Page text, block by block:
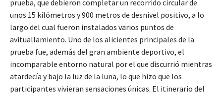
prueba, que debieron completar un recorrido circular de
unos 15 kilómetros y 900 metros de desnivel positivo, a lo
largo del cual fueron instalados varios puntos de
avituallamiento. Uno de los alicientes principales de la
prueba fue, además del gran ambiente deportivo, el
incomparable entorno natural por el que discurrió mientras
atardecía y bajo la luz de la luna, lo que hizo que los
participantes vivieran sensaciones únicas. El itinerario del